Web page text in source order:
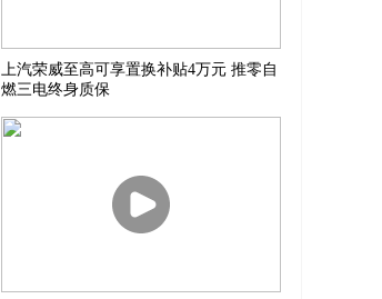
上汽荣威至高可享置换补贴4万元 推零自
燃三电终身质保